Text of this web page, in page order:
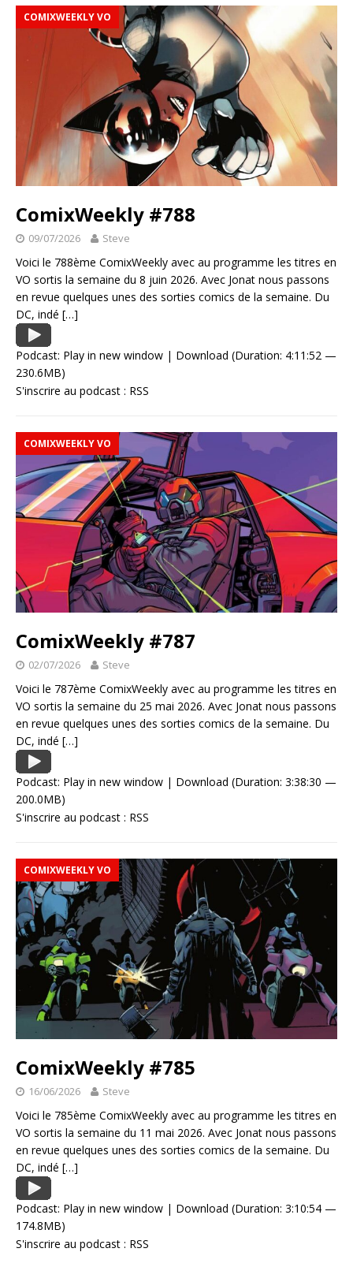
COMIXWEEKLY VO
ComixWeekly #788
09/07/2026 Steve
Voici le 788ème ComixWeekly avec au programme les titres en
VO sortis la semaine du 8 juin 2026. Avec Jonat nous passons
en revue quelques unes des sorties comics de la semaine. Du
DC, indé […]
Podcast: Play in new window | Download (Duration: 4:11:52 —
230.6MB)
S'inscrire au podcast : RSS
COMIXWEEKLY VO
ComixWeekly #787
02/07/2026 Steve
Voici le 787ème ComixWeekly avec au programme les titres en
VO sortis la semaine du 25 mai 2026. Avec Jonat nous passons
en revue quelques unes des sorties comics de la semaine. Du
DC, indé […]
Podcast: Play in new window | Download (Duration: 3:38:30 —
200.0MB)
S'inscrire au podcast : RSS
COMIXWEEKLY VO
ComixWeekly #785
16/06/2026 Steve
Voici le 785ème ComixWeekly avec au programme les titres en
VO sortis la semaine du 11 mai 2026. Avec Jonat nous passons
en revue quelques unes des sorties comics de la semaine. Du
DC, indé […]
Podcast: Play in new window | Download (Duration: 3:10:54 —
174.8MB)
S'inscrire au podcast : RSS